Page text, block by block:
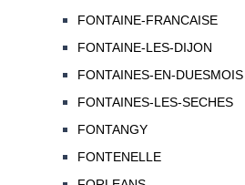
FONTAINE-FRANCAISE
FONTAINE-LES-DIJON
FONTAINES-EN-DUESMOIS
FONTAINES-LES-SECHES
FONTANGY
FONTENELLE